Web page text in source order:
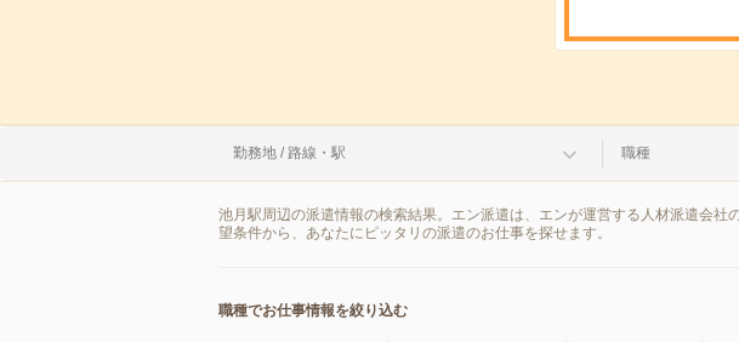
勤務地 / 路線・駅 職種
池月駅周辺の派遣情報の検索結果。エン派遣は、エンが運営する人材派遣会
望条件から、あなたにピッタリの派遣のお仕事を探せます。
職種でお仕事情報を絞り込む